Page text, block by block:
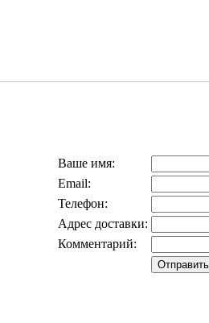
Ваше имя:
Email:
Телефон:
Адрес доставки:
Комментарий: